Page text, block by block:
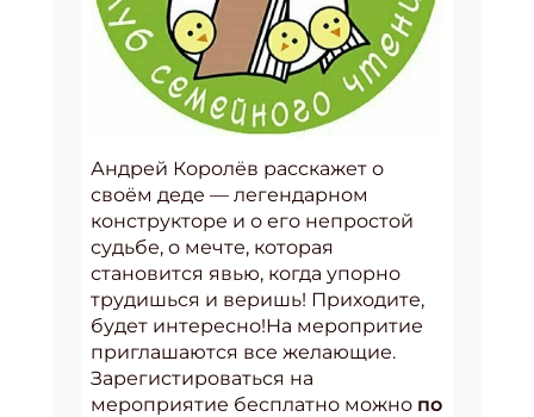
Андрей Королёв расскажет о
своём деде — легендарном
конструкторе и о его непростой
судьбе, о мечте, которая
становится явью, когда упорно
трудишься и веришь! Приходите,
будет интересно!На меропритие
приглашаются все желающие.
Зарегистироваться на
мероприятие бесплатно можно по